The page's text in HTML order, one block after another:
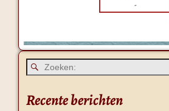
-
Recente berichten